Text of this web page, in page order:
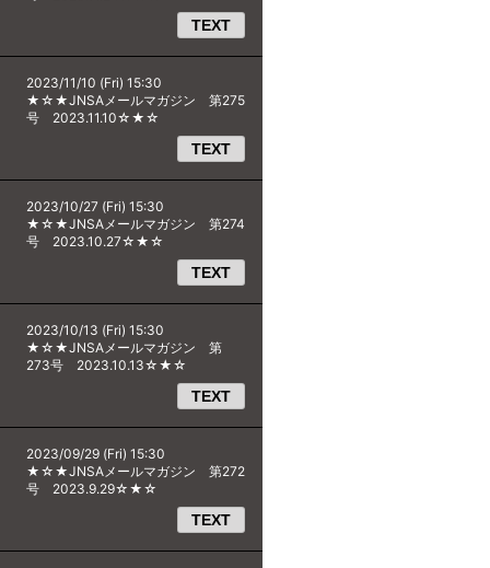
TEXT
2023/11/10 (Fri) 15:30
★☆★JNSAメールマガジン 第275
号 2023.11.10☆★☆
TEXT
2023/10/27 (Fri) 15:30
★☆★JNSAメールマガジン 第274
号 2023.10.27☆★☆
TEXT
2023/10/13 (Fri) 15:30
★☆★JNSAメールマガジン 第
273号 2023.10.13☆★☆
TEXT
2023/09/29 (Fri) 15:30
★☆★JNSAメールマガジン 第272
号 2023.9.29☆★☆
TEXT